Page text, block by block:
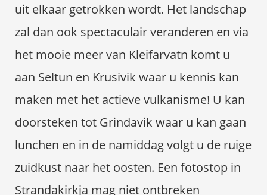
uit elkaar getrokken wordt. Het landschap
zal dan ook spectaculair veranderen en via
het mooie meer van Kleifarvatn komt u
aan Seltun en Krusivik waar u kennis kan
maken met het actieve vulkanisme! U kan
doorsteken tot Grindavik waar u kan gaan
lunchen en in de namiddag volgt u de ruige
zuidkust naar het oosten. Een fotostop in
Strandakirkja mag niet ontbreken